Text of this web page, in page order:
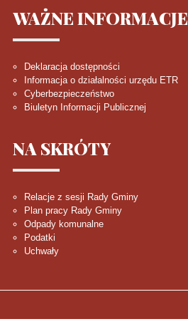
WAŻNEINFORMACJE
Deklaracja dostępności
Informacja o działalności urzędu ETR
Cyberbezpieczeństwo
Biuletyn Informacji Publicznej
NA SKRÓTY
Relacje z sesji Rady Gminy
Plan pracy Rady Gminy
Odpady komunalne
Podatki
Uchwały